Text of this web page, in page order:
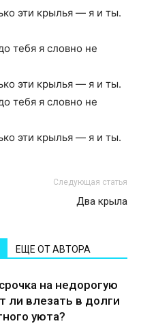
эти крылья — я и ты.
тебя я словно не
эти крылья — я и ты.
тебя я словно не
эти крылья — я и ты.
Следующая статья
Два крыла
ЕЩЕ ОТ АВТОРА
на недорогую
ли влезать в долги
уюта?